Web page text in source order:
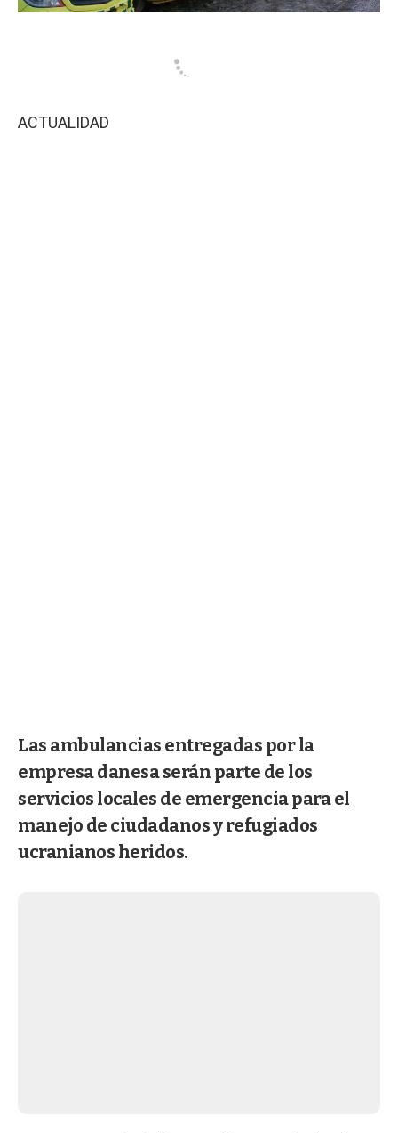
ACTUALIDAD
Las ambulancias entregadas por la
empresa danesa serán parte de los
servicios locales de emergencia para el
manejo de ciudadanos y refugiados
ucranianos heridos.